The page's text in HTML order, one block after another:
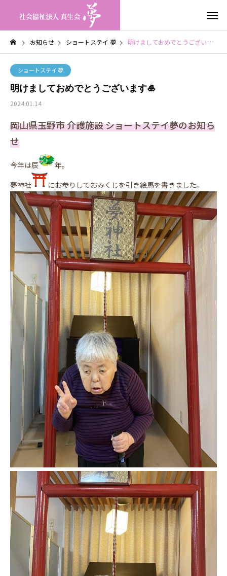
お知らせ ショートステイ 夢 明けましておめでとうございます🎍
ショートステイ 夢
明けましておめでとうございます🎍
2024.01.14
岡山県玉野市 介護施設 ショートステイ夢のお知ら
せ
今年は辰
年。
夢神社
にお参りしておみくじを引き絵馬を書きました。